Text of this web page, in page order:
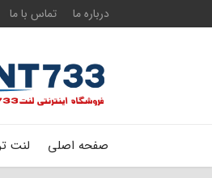
درباره ما تماس با ما
صفحه اصلی لنت